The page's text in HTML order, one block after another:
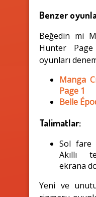
Benzer
Beğedin mi
Hunter
oyunları
Manga
Page 1
Belle
Talimatlar:
Sol fare
Akıllı
ekrana
Yeni ve